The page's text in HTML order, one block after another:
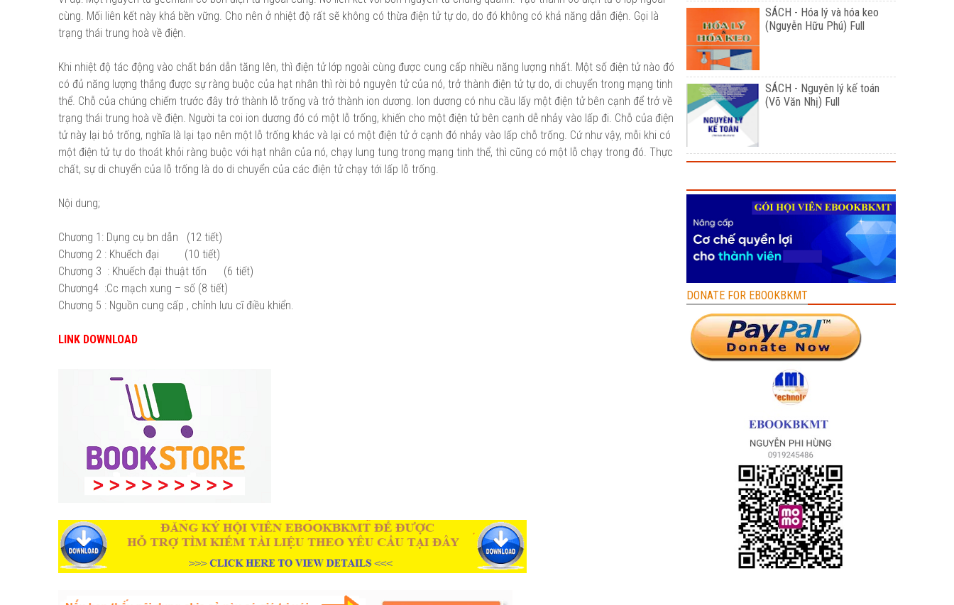
cùng. Mối liên kết này khá bền vững. Cho nên ở nhiệt độ rất sẽ không có thừa điện tử tự do, do đó không có khả năng dẫn điện. Gọi là
trạng thái trung hoà về điện.
Khi nhiệt độ tác động vào chất bán dẫn tăng lên, thì điện tử lớp ngoài cùng được cung cấp nhiều năng lượng nhất. Một số điện tử nào đó
có đủ năng lượng thắng được sự ràng buộc của hạt nhân thì rời bỏ nguyên tử của nó, trở thành điện tử tự do, di chuyển trong mạng tinh
thể. Chỗ của chúng chiếm trước đây trở thành lỗ trống và trở thành ion dương. Ion dương có nhu cầu lấy một điện tử bên cạnh để trở về
trạng thái trung hoà về điện. Người ta coi ion dương đó có một lỗ trống, khiến cho một điện tử bên cạnh dễ nhảy vào lấp đi. Chỗ của điện
tử này lại bỏ trống, nghĩa là lại tạo nên một lỗ trống khác và lại có một điện tử ở cạnh đó nhảy vào lấp chỗ trống. Cứ như vậy, mỗi khi có
một điện tử tự do thoát khỏi ràng buộc với hạt nhân của nó, chạy lung tung trong mạng tinh thể, thì cũng có một lỗ chạy trong đó. Thực
chất, sự di chuyển của lỗ trống là do di chuyển của các điện tử chạy tới lấp lỗ trống.
Nội dung;
Chương 1: Dụng cụ bn dẫn (12 tiết)
Chương 2 : Khuếch đại (10 tiết)
Chương 3 : Khuếch đại thuật tốn (6 tiết)
Chương4 :Cc mạch xung – số (8 tiết)
Chương 5 : Nguồn cung cấp , chỉnh lưu cĩ điều khiển.
LINK DOWNLOAD
SÁCH - Hóa lý và hóa keo
(Nguyễn Hữu Phú) Full
SÁCH - Nguyên lý kế toán
(Võ Văn Nhị) Full
DONATE FOR EBOOKBKMT